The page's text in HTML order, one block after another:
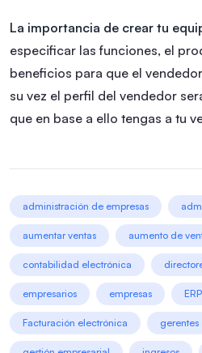
La importancia de crear tu
especificar las funciones, el
beneficios para que el
su vez el perfil del vendedor
que en base a ello tengas a tu
administración de empresas
aumentar ventas aumento de
contabilidad electrónica
empresarios empresas ERP
Facturación electrónica gerentes